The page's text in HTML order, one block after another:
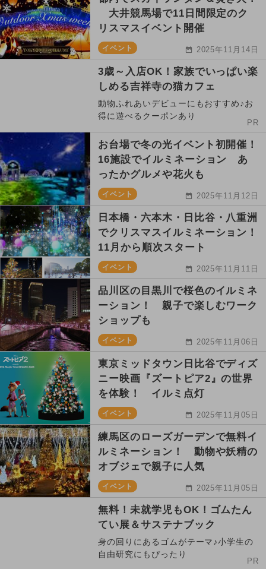
大井競馬場で11日間限定のク
リスマスイベント開催
イベント 2025年11月14日
3歳～入店OK！家族でいっぱい楽
しめる吉祥寺の猫カフェ
動物ふれあいデビューにもおすすめ♪お
得に遊べるクーポンあり
PR
お台場で冬の光イベント初開催！
16施設でイルミネーション あ
ったかグルメや花火も
イベント 2025年11月12日
日本橋・六本木・日比谷・八重洲
でクリスマスイルミネーション！
11月から順次スタート
イベント 2025年11月11日
品川区の目黒川で桜色のイルミネ
ーション！ 親子で楽しむワーク
ショップも
イベント 2025年11月06日
東京ミッドタウン日比谷でディズ
ニー映画『ズートピア2』の世界
を体験！ イルミ点灯
イベント 2025年11月05日
練馬区のローズガーデンで無料イ
ルミネーション！ 動物や妖精の
オブジェで親子に人気
イベント 2025年11月05日
無料！未就学児もOK！ゴムたん
てい展＆サステナブック
身の回りにあるゴムがテーマ♪小学生の
自由研究にもぴったり
PR